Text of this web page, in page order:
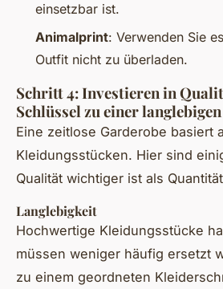
einsetzbar ist.
Animalprint: Verwenden Sie
Outfit nicht zu überladen.
Schritt 4: Investieren in
Schlüssel zu einer
Eine zeitlose Garderobe basiert
Kleidungsstücken. Hier sind
Qualität wichtiger ist als
Langlebigkeit
Hochwertige Kleidungsstücke
müssen weniger häufig ersetzt
zu einem geordneten